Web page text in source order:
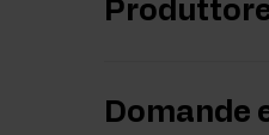
Domande